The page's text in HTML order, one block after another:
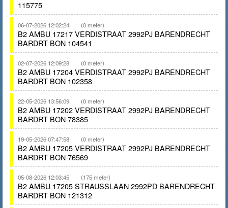
115775
06-07-2026 12:02:24 (0 meter)
B2 AMBU 17217 VERDISTRAAT 2992PJ BARENDRECHT
BARDRT BON 104541
02-07-2026 12:09:28 (0 meter)
B2 AMBU 17204 VERDISTRAAT 2992PJ BARENDRECHT
BARDRT BON 102358
22-05-2026 13:56:09 (0 meter)
B2 AMBU 17202 VERDISTRAAT 2992PJ BARENDRECHT
BARDRT BON 78385
19-05-2026 07:47:58 (0 meter)
B2 AMBU 17205 VERDISTRAAT 2992PJ BARENDRECHT
BARDRT BON 76569
05-08-2026 12:03:45 (175 meter)
B2 AMBU 17205 STRAUSSLAAN 2992PD BARENDRECHT
BARDRT BON 121312